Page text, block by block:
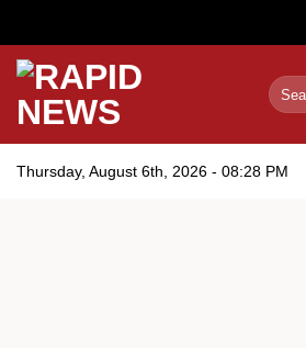
Skip
content
Thursday, August 6th, 2026 - 08:28 PM